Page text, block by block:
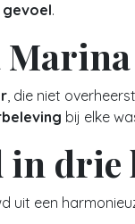
gevoel.
, die niet
bij elke
in drie
uit een